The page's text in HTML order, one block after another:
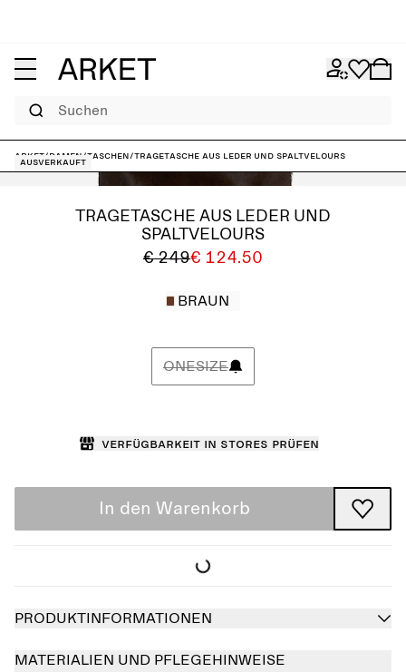
Suchen
ARKET/Damen /Taschen/Tragetasche aus Leder und Spaltvelours
Ausverkauft
TRAGETASCHE AUS LEDER UND
SPALTVELOURS
€ 249€ 124.50
BRAUN
ONESIZE
Verfügbarkeit in Stores prüfen
In den Warenkorb
PRODUKTINFORMATIONEN
MATERIALIEN UND PFLEGEHINWEISE